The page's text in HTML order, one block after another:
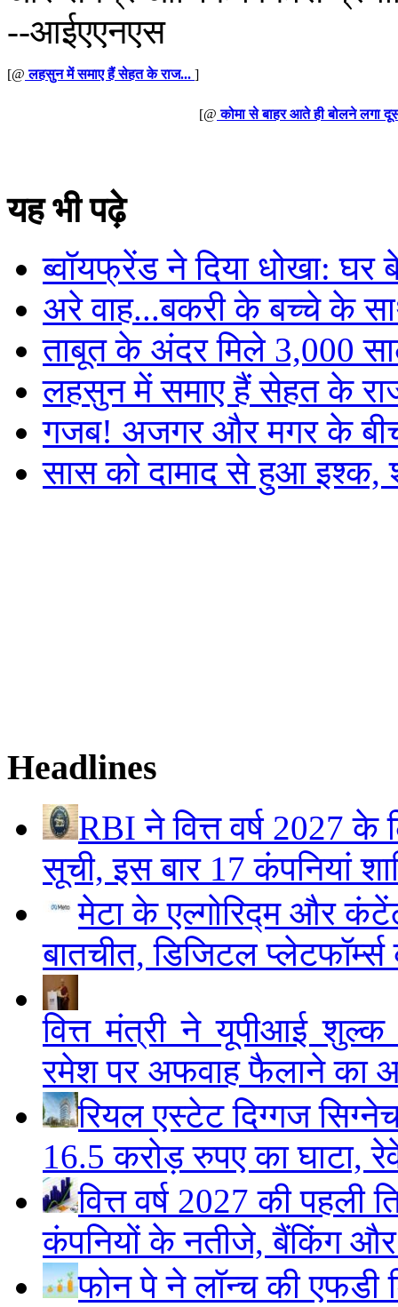
--आईएएनएस
[@ लहसुन में समाए हैं सेहत के राज... ]
[@ कोमा से बाहर आते ही बोलने लगा
यह भी पढ़े
ब्वॉयफ्रेंड ने दिया धोखा: घर
अरे वाह...बकरी के बच्चे के
ताबूत के अंदर मिले 3,000
लहसुन में समाए हैं सेहत के
गजब! अजगर और मगर के बीच
सास को दामाद से हुआ इश्क,
Headlines
RBI ने वित्त वर्ष 2027
सूची, इस बार 17 कंपनियां
मेटा के एल्गोरिद्म और
बातचीत, डिजिटल प्लेटफॉर्म्स
वित्त मंत्री ने यूपीआई शुल्क
रमेश पर अफवाह फैलाने का
रियल एस्टेट दिग्गज
16.5 करोड़ रुपए का घाटा,
वित्त वर्ष 2027 की पहली
कंपनियों के नतीजे, बैंकिंग
फोन पे ने लॉन्च की एफडी